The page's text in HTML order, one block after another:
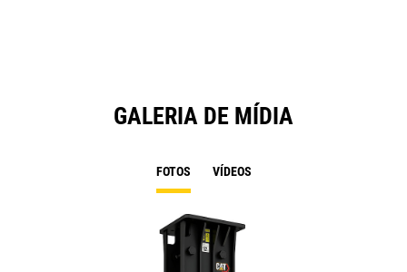
GALERIA DE MÍDIA
FOTOS VÍDEOS